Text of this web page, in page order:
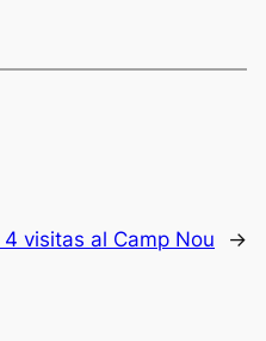
visitas al Camp Nou →